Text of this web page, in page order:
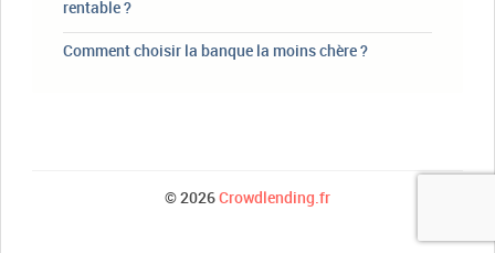
rentable ?
Comment choisir la banque la moins chère ?
© 2026Crowdlending.fr